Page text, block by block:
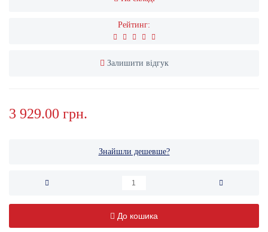
Рейтинг:
Залишити відгук
3 929.00 грн.
Знайшли дешевше?
До кошика